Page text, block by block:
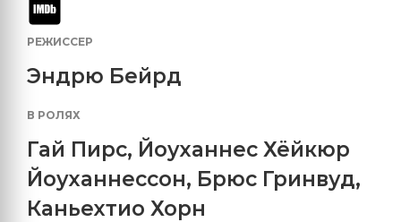
РЕЖИССЕР
Эндрю Бейрд
В РОЛЯХ
Гай Пирс, Йоуханнес Хёйкюр
Йоуханнессон, Брюс Гринвуд,
Каньехтио Хорн